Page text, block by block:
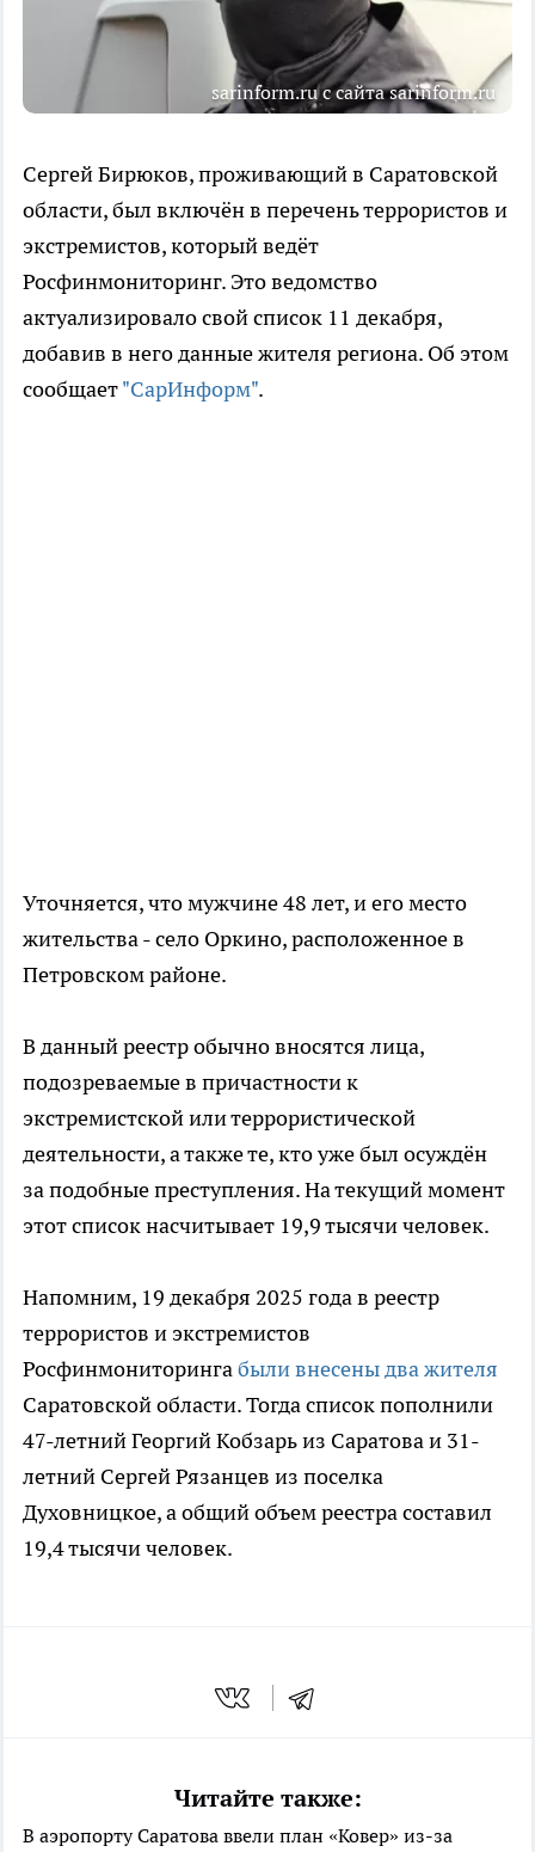
sarinform.ru с сайта sarinform.ru
Сергей Бирюков, проживающий в Саратовской
области, был включён в перечень террористов и
экстремистов, который ведёт
Росфинмониторинг. Это ведомство
актуализировало свой список 11 декабря,
добавив в него данные жителя региона. Об этом
сообщает"СарИнформ".
Уточняется, что мужчине 48 лет, и его место
жительства - село Оркино, расположенное в
Петровском районе.
В данный реестр обычно вносятся лица,
подозреваемые в причастности к
экстремистской или террористической
деятельности, а также те, кто уже был осуждён
за подобные преступления. На текущий момент
этот список насчитывает 19,9 тысячи человек.
Напомним, 19 декабря 2025 года в реестр
террористов и экстремистов
Росфинмониторингабыли внесены два жителя
Саратовской области. Тогда список пополнили
47-летний Георгий Кобзарь из Саратова и 31-
летний Сергей Рязанцев из поселка
Духовницкое, а общий объем реестра составил
19,4 тысячи человек.
Читайте также:
В аэропорту Саратова ввели план «Ковер» из-за